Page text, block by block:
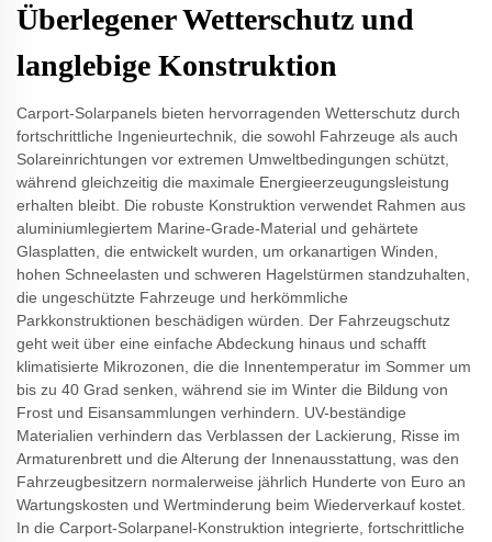
Überlegener Wetterschutz und
langlebige Konstruktion
Carport-Solarpanels bieten hervorragenden Wetterschutz durch
fortschrittliche Ingenieurtechnik, die sowohl Fahrzeuge als auch
Solareinrichtungen vor extremen Umweltbedingungen schützt,
während gleichzeitig die maximale Energieerzeugungsleistung
erhalten bleibt. Die robuste Konstruktion verwendet Rahmen aus
aluminiumlegiertem Marine-Grade-Material und gehärtete
Glasplatten, die entwickelt wurden, um orkanartigen Winden,
hohen Schneelasten und schweren Hagelstürmen standzuhalten,
die ungeschützte Fahrzeuge und herkömmliche
Parkkonstruktionen beschädigen würden. Der Fahrzeugschutz
geht weit über eine einfache Abdeckung hinaus und schafft
klimatisierte Mikrozonen, die die Innentemperatur im Sommer um
bis zu 40 Grad senken, während sie im Winter die Bildung von
Frost und Eisansammlungen verhindern. UV-beständige
Materialien verhindern das Verblassen der Lackierung, Risse im
Armaturenbrett und die Alterung der Innenausstattung, was den
Fahrzeugbesitzern normalerweise jährlich Hunderte von Euro an
Wartungskosten und Wertminderung beim Wiederverkauf kostet.
In die Carport-Solarpanel-Konstruktion integrierte, fortschrittliche